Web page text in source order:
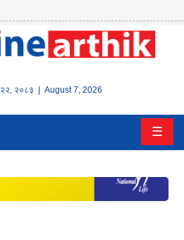
२२, २०८३ | August 7, 2026
☰